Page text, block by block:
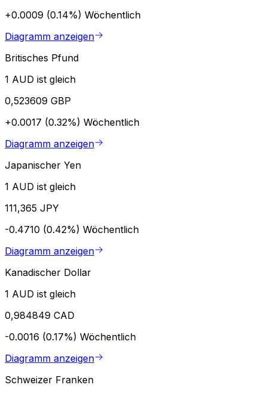
+0.0009 (0.14%) Wöchentlich
Diagramm anzeigen
Britisches Pfund
1 AUD ist gleich
0,523609 GBP
+0.0017 (0.32%) Wöchentlich
Diagramm anzeigen
Japanischer Yen
1 AUD ist gleich
111,365 JPY
-0.4710 (0.42%) Wöchentlich
Diagramm anzeigen
Kanadischer Dollar
1 AUD ist gleich
0,984849 CAD
-0.0016 (0.17%) Wöchentlich
Diagramm anzeigen
Schweizer Franken